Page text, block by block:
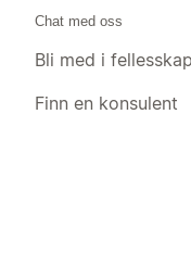
Chat med oss
Bli med i
Finn en konsulent